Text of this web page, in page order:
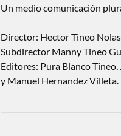
Un medio comunicación
Director: Hector Tineo
Subdirector Manny Tineo
Editores: Pura Blanco
y Manuel Hernandez Villeta.